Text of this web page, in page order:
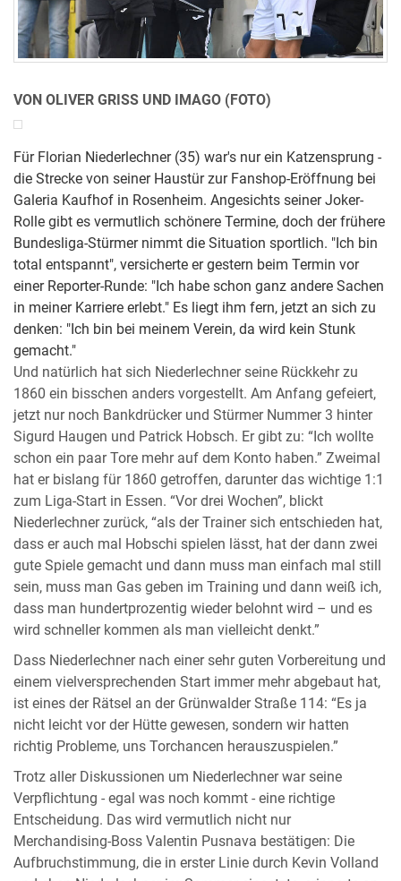
VON OLIVER GRISS UND IMAGO (FOTO)
Für Florian Niederlechner (35) war's nur ein Katzensprung -
die Strecke von seiner Haustür zur Fanshop-Eröffnung bei
Galeria Kaufhof in Rosenheim. Angesichts seiner Joker-
Rolle gibt es vermutlich schönere Termine, doch der frühere
Bundesliga-Stürmer nimmt die Situation sportlich. "Ich bin
total entspannt", versicherte er gestern beim Termin vor
einer Reporter-Runde: "Ich habe schon ganz andere Sachen
in meiner Karriere erlebt." Es liegt ihm fern, jetzt an sich zu
denken: "Ich bin bei meinem Verein, da wird kein Stunk
gemacht."
Und natürlich hat sich Niederlechner seine Rückkehr zu
1860 ein bisschen anders vorgestellt. Am Anfang gefeiert,
jetzt nur noch Bankdrücker und Stürmer Nummer 3 hinter
Sigurd Haugen und Patrick Hobsch. Er gibt zu: “Ich wollte
schon ein paar Tore mehr auf dem Konto haben.” Zweimal
hat er bislang für 1860 getroffen, darunter das wichtige 1:1
zum Liga-Start in Essen. “Vor drei Wochen”, blickt
Niederlechner zurück, “als der Trainer sich entschieden hat,
dass er auch mal Hobschi spielen lässt, hat der dann zwei
gute Spiele gemacht und dann muss man einfach mal still
sein, muss man Gas geben im Training und dann weiß ich,
dass man hundertprozentig wieder belohnt wird – und es
wird schneller kommen als man vielleicht denkt.”
Dass Niederlechner nach einer sehr guten Vorbereitung und
einem vielversprechenden Start immer mehr abgebaut hat,
ist eines der Rätsel an der Grünwalder Straße 114: “Es ja
nicht leicht vor der Hütte gewesen, sondern wir hatten
richtig Probleme, uns Torchancen herauszuspielen.”
Trotz aller Diskussionen um Niederlechner war seine
Verpflichtung - egal was noch kommt - eine richtige
Entscheidung. Das wird vermutlich nicht nur
Merchandising-Boss Valentin Pusnava bestätigen: Die
Aufbruchstimmung, die in erster Linie durch Kevin Volland